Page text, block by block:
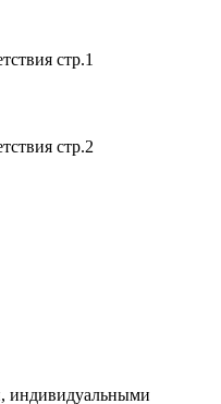
стр.1
стр.2
индивидуальными